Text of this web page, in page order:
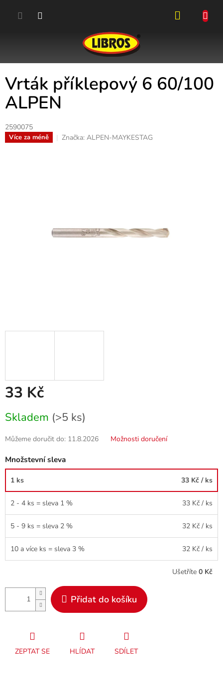
Vrták příklepový 6 60/100
ALPEN
2590075
Více za méně Značka: ALPEN-MAYKESTAG
33 Kč
cena:
Skladem (>5 ks)
Můžeme doručit do: 11.8.2026 Možnosti doručení
Množstevní sleva
1 ks 33 Kč / ks
2 - 4 ks = sleva 1 % 33 Kč / ks
5 - 9 ks = sleva 2 % 32 Kč / ks
10 a více ks = sleva 3 % 32 Kč / ks
Ušetříte 0 Kč
Přidat do košíku
ZEPTAT SE HLÍDAT SDÍLET